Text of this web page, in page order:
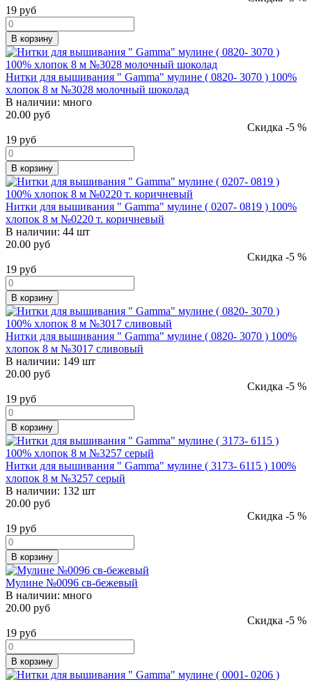
19 руб
В корзину
Нитки для вышивания " Gamma" мулине ( 0820- 3070 ) 100%
хлопок 8 м №3028 молочный шоколад
В наличии: много
20.00 руб
Скидка -5 %
19 руб
В корзину
Нитки для вышивания " Gamma" мулине ( 0207- 0819 ) 100%
хлопок 8 м №0220 т. коричневый
В наличии: 44 шт
20.00 руб
Скидка -5 %
19 руб
В корзину
Нитки для вышивания " Gamma" мулине ( 0820- 3070 ) 100%
хлопок 8 м №3017 сливовый
В наличии: 149 шт
20.00 руб
Скидка -5 %
19 руб
В корзину
Нитки для вышивания " Gamma" мулине ( 3173- 6115 ) 100%
хлопок 8 м №3257 серый
В наличии: 132 шт
20.00 руб
Скидка -5 %
19 руб
В корзину
Мулине №0096 св-бежевый
В наличии: много
20.00 руб
Скидка -5 %
19 руб
В корзину